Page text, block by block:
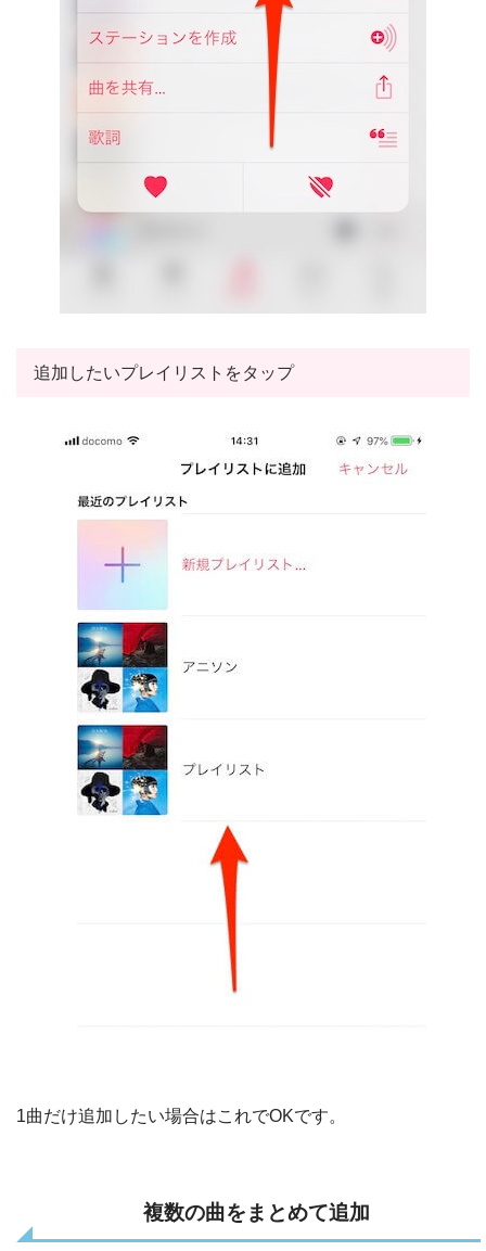
追加したいプレイリストをタップ
1曲だけ追加したい場合はこれでOKです。
複数の曲をまとめて追加